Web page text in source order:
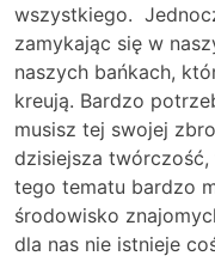
wszystkiego.
zamykając się w
naszych bańkach,
kreują. Bardzo
musisz tej swojej
dzisiejsza
tego tematu bardzo
środowisko
dla nas nie istnieje